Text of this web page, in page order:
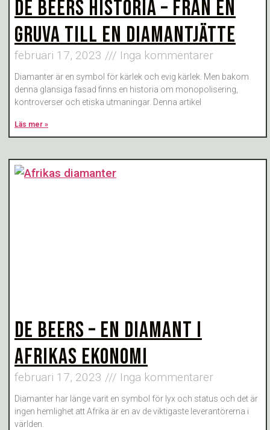
DE BEERS HISTORIA – FRÅN EN
GRUVA TILL EN DIAMANTJÄTTE
februari 17, 2023 Inga kommentarer
Diamanter är en symbol för kärlek och evig kärlek. Men bakom
denna glansiga fasad finns en historia om monopolisering,
kontroverser och etiska utmaningar. Denna artikel
Läs mer »
DE BEERS – EN DIAMANT I
AFRIKAS EKONOMI
februari 17, 2023 Inga kommentarer
Diamanter har länge varit en symbol för lyx och status och det är
ingen hemlighet att Afrika är en av de viktigaste leverantörerna i
världen.